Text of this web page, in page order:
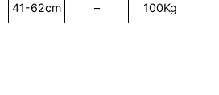
41-62cm – 100Kg